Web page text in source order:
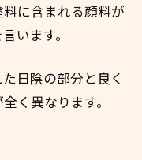
に含まれる顔料が
います。
日陰の部分と良く
く異なります。